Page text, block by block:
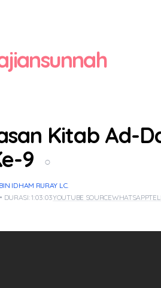
Kitab Ad-
9
○
IDHAM RURAY LC.
• DURASI: 1:03:03YOUTUBE SOURCEWHATSAPP